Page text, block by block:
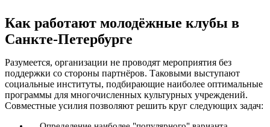
Как работают молодёжные клубы в
Санкте-Петербурге
Разумеется, организации не проводят мероприятия без
поддержки со стороны партнёров. Таковыми выступают
социальные институты, подбирающие наиболее оптимальные
программы для многочисленных культурных учреждений.
Совместные усилия позволяют решить круг следующих задач: